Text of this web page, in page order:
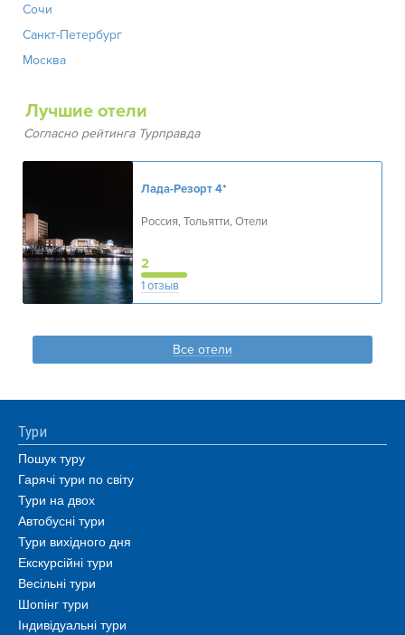
Сочи
Санкт-Петербург
Москва
Лучшие отели
Согласно рейтинга Турправда
Лада-Резорт4*
Россия, Тольятти, Отели
2
1 отзыв
Все отели
Тури
Пошук туру
Гарячі тури по світу
Тури на двох
Автобусні тури
Тури вихідного дня
Екскурсійні тури
Весільні тури
Шопінг тури
Індивідуальні тури